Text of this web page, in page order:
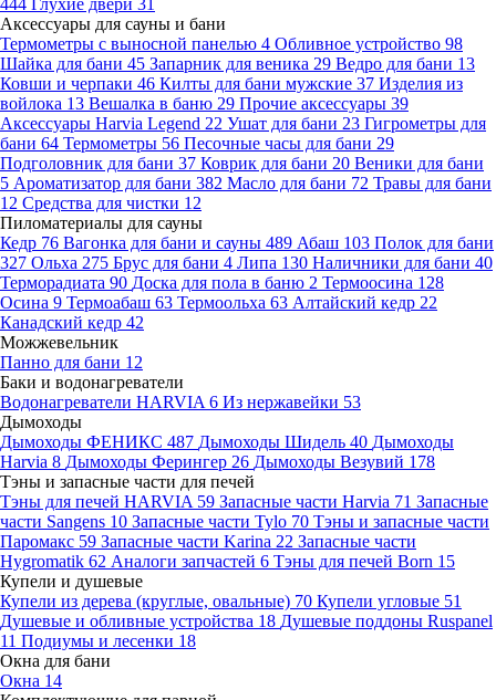
444 Глухие двери 31
Аксессуары для сауны и бани
Термометры с выносной панелью 4 Обливное устройство 98
Шайка для бани 45 Запарник для веника 29 Ведро для бани 13
Ковши и черпаки 46 Килты для бани мужские 37 Изделия из
войлока 13 Вешалка в баню 29 Прочие аксессуары 39
Аксессуары Harvia Legend 22 Ушат для бани 23 Гигрометры для
бани 64 Термометры 56 Песочные часы для бани 29
Подголовник для бани 37 Коврик для бани 20 Веники для бани
5 Ароматизатор для бани 382 Масло для бани 72 Травы для бани
12 Средства для чистки 12
Пиломатериалы для сауны
Кедр 76 Вагонка для бани и сауны 489 Абаш 103 Полок для бани
327 Ольха 275 Брус для бани 4 Липа 130 Наличники для бани 40
Терморадиата 90 Доска для пола в баню 2 Термоосина 128
Осина 9 Термоабаш 63 Термоольха 63 Алтайский кедр 22
Канадский кедр 42
Можжевельник
Панно для бани 12
Баки и водонагреватели
Водонагреватели HARVIA 6 Из нержавейки 53
Дымоходы
Дымоходы ФЕНИКС 487 Дымоходы Шидель 40 Дымоходы
Harvia 8 Дымоходы Ферингер 26 Дымоходы Везувий 178
Тэны и запасные части для печей
Тэны для печей HARVIA 59 Запасные части Harvia 71 Запасные
части Sangens 10 Запасные части Tylo 70 Тэны и запасные части
Паромакс 59 Запасные части Karina 22 Запасные части
Hygromatik 62 Аналоги запчастей 6 Тэны для печей Born 15
Купели и душевые
Купели из дерева (круглые, овальные) 70 Купели угловые 51
Душевые и обливные устройства 18 Душевые поддоны Ruspanel
11 Подиумы и лесенки 18
Окна для бани
Окна 14